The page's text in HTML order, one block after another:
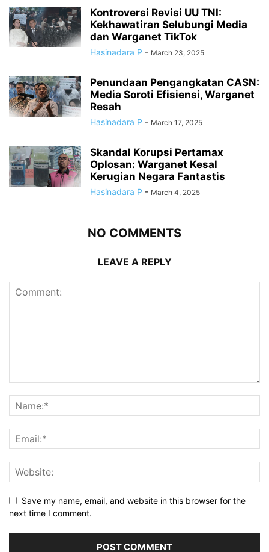
Kontroversi Revisi UU TNI:
Kekhawatiran Selubungi Media
dan Warganet TikTok
Hasinadara P - March 23, 2025
Penundaan Pengangkatan CASN:
Media Soroti Efisiensi, Warganet
Resah
Hasinadara P - March 17, 2025
Skandal Korupsi Pertamax
Oplosan: Warganet Kesal
Kerugian Negara Fantastis
Hasinadara P - March 4, 2025
NO COMMENTS
LEAVE A REPLY
Save my name, email, and website in this browser for the
next time I comment.